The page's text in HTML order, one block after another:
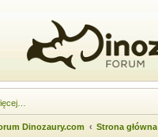
Dinozaury.com Strona główna